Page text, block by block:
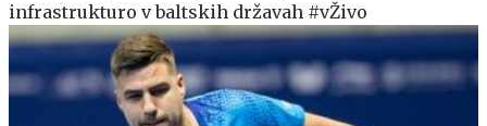
infrastrukturo v baltskih državah #vŽivo